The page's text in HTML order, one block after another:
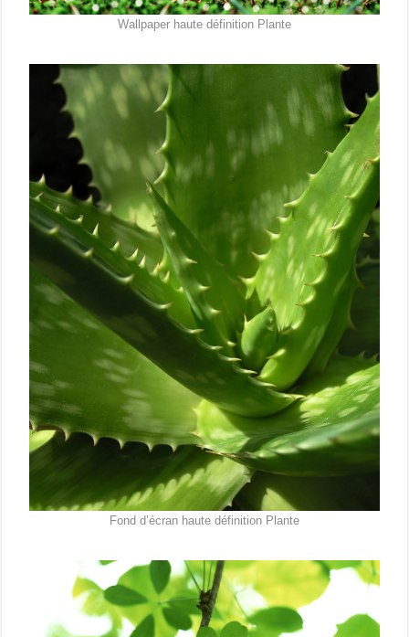
Wallpaper haute définition Plante
Fond d’écran haute définition Plante